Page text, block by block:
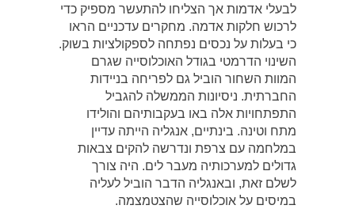
לבעלי אדמות אך הצליחו להתעשר מספיק כדי
לרכוש חלקות אדמה. מחקרים עדכניים הראו
כי בעלות על נכסים נפתחה לספקולציות בשוק.
השינוי הדרמטי בגודל האוכלוסייה שגרם
המוות השחור הוביל גם לפריחה בניידות
החברתית. ניסיונות הממשלה להגביל
התפתחויות אלה באו בעקבותיהם והולידו
מתח וטינה. בינתיים, אנגליה הייתה עדיין
במלחמה עם צרפת ונדרשה להקים צבאות
גדולים למערכותיה מעבר לים. היה צורך
לשלם זאת, ובאנגליה הדבר הוביל לעליה
במיסים על אוכלוסייה שהצטמצמה.